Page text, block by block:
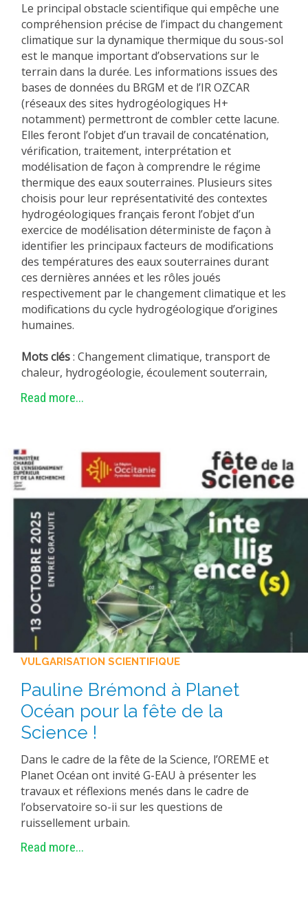
Le principal obstacle scientifique qui empêche une
compréhension précise de l’impact du changement
climatique sur la dynamique thermique du sous-sol
est le manque important d’observations sur le
terrain dans la durée. Les informations issues des
bases de données du BRGM et de l’IR OZCAR
(réseaux des sites hydrogéologiques H+
notamment) permettront de combler cette lacune.
Elles feront l’objet d’un travail de concaténation,
vérification, traitement, interprétation et
modélisation de façon à comprendre le régime
thermique des eaux souterraines. Plusieurs sites
choisis pour leur représentativité des contextes
hydrogéologiques français feront l’objet d’un
exercice de modélisation déterministe de façon à
identifier les principaux facteurs de modifications
des températures des eaux souterraines durant
ces dernières années et les rôles joués
respectivement par le changement climatique et les
modifications du cycle hydrogéologique d’origines
humaines.
Mots clés: Changement climatique, transport de
chaleur, hydrogéologie, écoulement souterrain,
Read more...
VULGARISATION SCIENTIFIQUE
Pauline Brémond à Planet
Océan pour la fête de la
Science !
Dans le cadre de la fête de la Science, l’OREME et
Planet Océan ont invité G-EAU à présenter les
travaux et réflexions menés dans le cadre de
l’observatoire so-ii sur les questions de
ruissellement urbain.
Read more...